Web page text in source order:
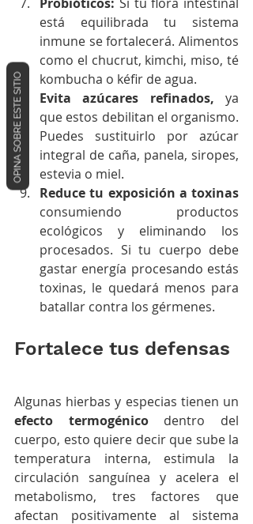
está equilibrada tu sistema
inmune se fortalecerá. Alimentos
como el chucrut, kimchi, miso, té
kombucha o kéfir de agua.
Evita azúcares refinados, ya
que estos debilitan el organismo.
Puedes sustituirlo por azúcar
integral de caña, panela, siropes,
estevia o miel.
Reduce tu exposición a toxinas
consumiendo productos
ecológicos y eliminando los
procesados. Si tu cuerpo debe
gastar energía procesando estás
toxinas, le quedará menos para
batallar contra los gérmenes.
Fortalece tus defensas
efecto termogénico dentro del
cuerpo, esto quiere decir que sube la
temperatura interna, estimula la
circulación sanguínea y acelera el
metabolismo, tres factores que
afectan positivamente al sistema
OPINA SOBRE ESTE SITIO